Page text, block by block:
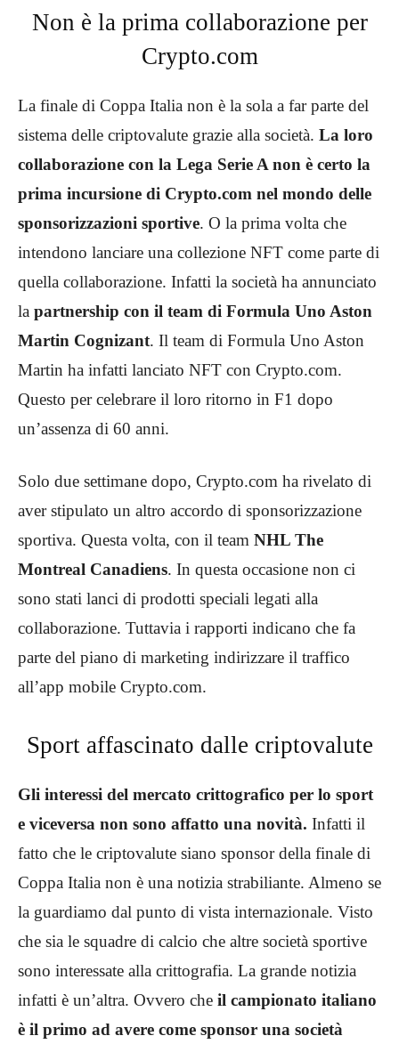
Non è la prima collaborazione per
Crypto.com
La finale di Coppa Italia non è la sola a far parte del
sistema delle criptovalute grazie alla società. La loro
collaborazione con la Lega Serie A non è certo la
prima incursione di Crypto.com nel mondo delle
sponsorizzazioni sportive. O la prima volta che
intendono lanciare una collezione NFT come parte di
quella collaborazione. Infatti la società ha annunciato
la partnership con il team di Formula Uno Aston
Martin Cognizant. Il team di Formula Uno Aston
Martin ha infatti lanciato NFT con Crypto.com.
Questo per celebrare il loro ritorno in F1 dopo
un’assenza di 60 anni.
Solo due settimane dopo, Crypto.com ha rivelato di
aver stipulato un altro accordo di sponsorizzazione
sportiva. Questa volta, con il team NHL The
Montreal Canadiens. In questa occasione non ci
sono stati lanci di prodotti speciali legati alla
collaborazione. Tuttavia i rapporti indicano che fa
parte del piano di marketing indirizzare il traffico
all’app mobile Crypto.com.
Sport affascinato dalle criptovalute
Gli interessi del mercato crittografico per lo sport
e viceversa non sono affatto una novità. Infatti il
fatto che le criptovalute siano sponsor della finale di
Coppa Italia non è una notizia strabiliante. Almeno se
la guardiamo dal punto di vista internazionale. Visto
che sia le squadre di calcio che altre società sportive
sono interessate alla crittografia. La grande notizia
infatti è un’altra. Ovvero che il campionato italiano
è il primo ad avere come sponsor una società